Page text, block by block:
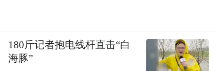
180斤记者抱电线杆直击“白
海豚”